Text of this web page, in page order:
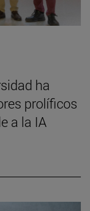
ha
prolíficos
a la IA